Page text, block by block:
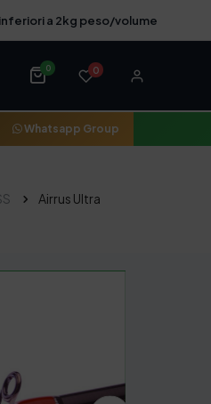
a 2kg peso/volume
0 0
Whatsapp Group
Airrus Ultra